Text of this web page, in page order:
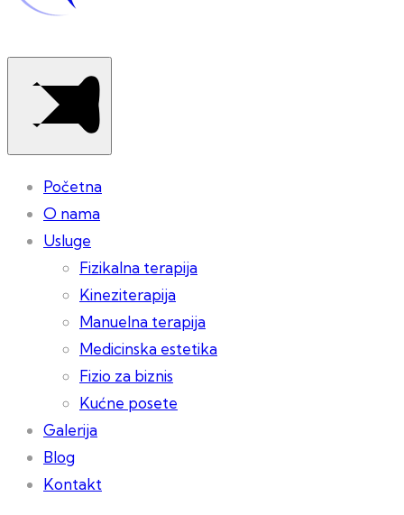
Početna
O nama
Usluge
Fizikalna terapija
Kineziterapija
Manuelna terapija
Medicinska estetika
Fizio za biznis
Kućne posete
Galerija
Blog
Kontakt